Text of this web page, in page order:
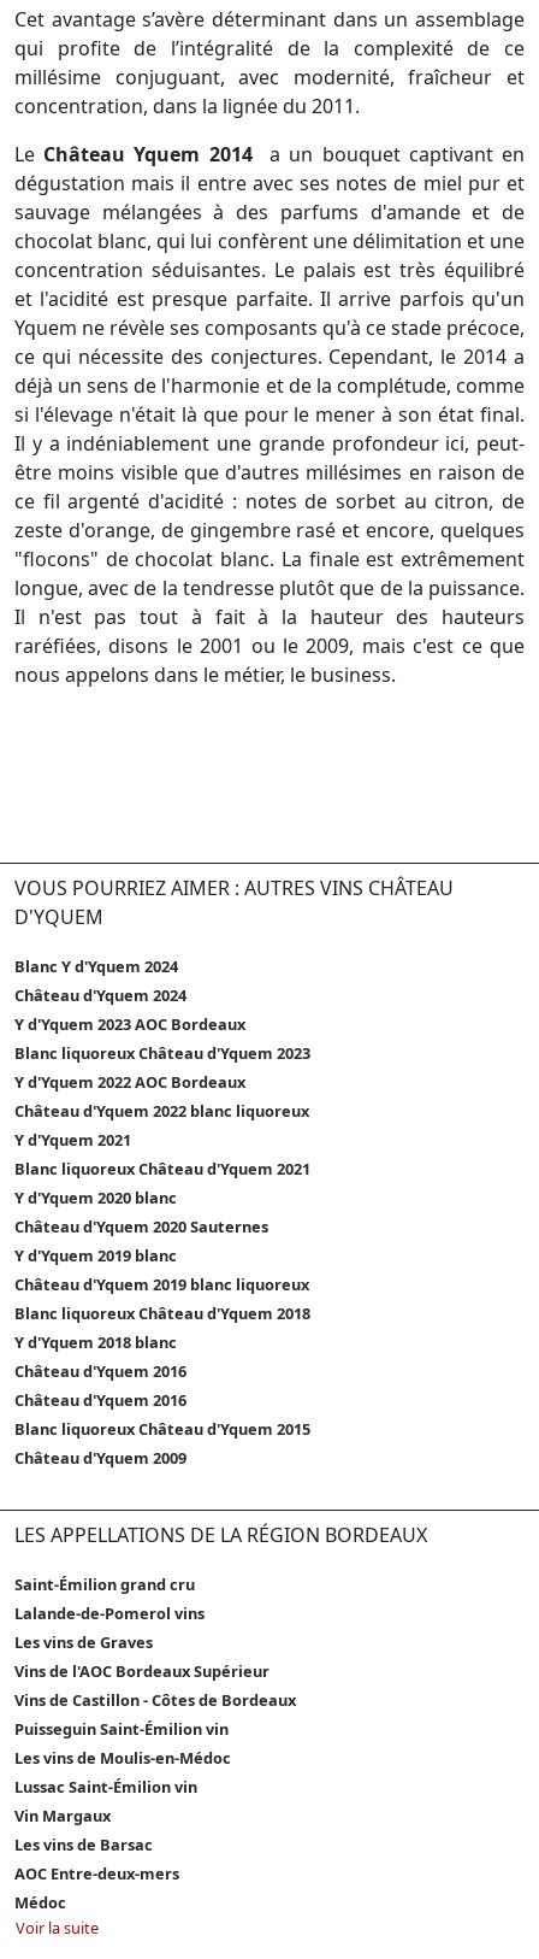
Cet avantage s’avère déterminant dans un assemblage
qui profite de l’intégralité de la complexité de ce
millésime conjuguant, avec modernité, fraîcheur et
concentration, dans la lignée du 2011.
Le Château Yquem 2014a un bouquet captivant en
dégustation mais il entre avec ses notes de miel pur et
sauvage mélangées à des parfums d'amande et de
chocolat blanc, qui lui confèrent une délimitation et une
concentration séduisantes. Le palais est très équilibré
et l'acidité est presque parfaite. Il arrive parfois qu'un
Yquem ne révèle ses composants qu'à ce stade précoce,
ce qui nécessite des conjectures. Cependant, le 2014 a
déjà un sens de l'harmonie et de la complétude, comme
si l'élevage n'était là que pour le mener à son état final.
Il y a indéniablement une grande profondeur ici, peut-
être moins visible que d'autres millésimes en raison de
ce fil argenté d'acidité : notes de sorbet au citron, de
zeste d'orange, de gingembre rasé et encore, quelques
"flocons" de chocolat blanc. La finale est extrêmement
longue, avec de la tendresse plutôt que de la puissance.
Il n'est pas tout à fait à la hauteur des hauteurs
raréfiées, disons le 2001 ou le 2009, mais c'est ce que
nous appelons dans le métier, le business.
VOUS POURRIEZ AIMER : AUTRES VINS CHÂTEAU
D'YQUEM
Blanc Y d'Yquem 2024
Château d'Yquem 2024
Y d'Yquem 2023 AOC Bordeaux
Blanc liquoreux Château d'Yquem 2023
Y d'Yquem 2022 AOC Bordeaux
Château d'Yquem 2022 blanc liquoreux
Y d'Yquem 2021
Blanc liquoreux Château d'Yquem 2021
Y d'Yquem 2020 blanc
Château d'Yquem 2020 Sauternes
Y d'Yquem 2019 blanc
Château d'Yquem 2019 blanc liquoreux
Blanc liquoreux Château d'Yquem 2018
Y d'Yquem 2018 blanc
Château d'Yquem 2016
Château d'Yquem 2016
Blanc liquoreux Château d'Yquem 2015
Château d'Yquem 2009
LES APPELLATIONS DE LA RÉGION BORDEAUX
Saint-Émilion grand cru
Lalande-de-Pomerol vins
Les vins de Graves
Vins de l'AOC Bordeaux Supérieur
Vins de Castillon - Côtes de Bordeaux
Puisseguin Saint-Émilion vin
Les vins de Moulis-en-Médoc
Lussac Saint-Émilion vin
Vin Margaux
Les vins de Barsac
AOC Entre-deux-mers
Médoc
Voir la suite